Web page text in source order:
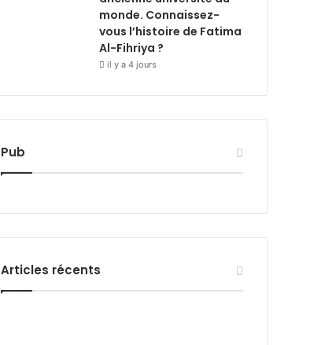
monde. Connaissez-
vous l’histoire de Fatima
Al-Fihriya ?
il y a 4 jours
Pub
Articles récents